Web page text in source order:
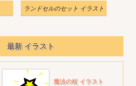
ランドセルのセット イラスト
最新 イラスト
魔法の杖 イラスト